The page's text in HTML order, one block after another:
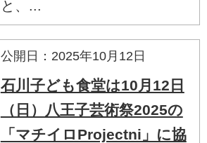
と、...
公開日：2025年10月12日
石川子ども食堂は10月12日
（日）八王子芸術祭2025の
「マチイロProjectni」に協